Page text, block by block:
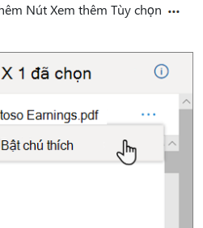
Nút Xem thêm Tùy chọn